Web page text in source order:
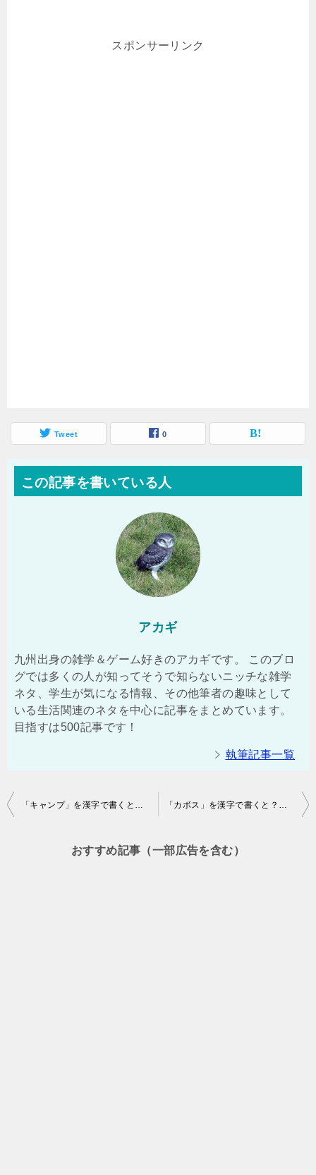
スポンサーリンク
Tweet 0
この記事を書いている人
アカギ
九州出身の雑学＆ゲーム好きのアカギです。 このブロ
グでは多くの人が知ってそうで知らないニッチな雑学
ネタ、学生が気になる情報、その他筆者の趣味として
いる生活関連のネタを中心に記事をまとめています。
目指すは500記事です！
執筆記事一覧
投
「キャンプ」を漢字で書くと？実は3つもあったよ！ 「カボス」を漢字で書くと？由来と「スダチ」との違いも調べたよ
おすすめ記事（一部広告を含む）